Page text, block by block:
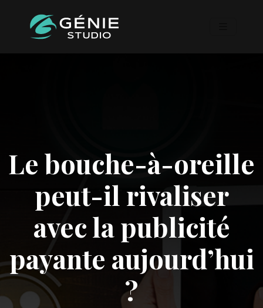
Le bouche-à-oreille
peut-il rivaliser
avec la publicité
payante aujourd’hui
?